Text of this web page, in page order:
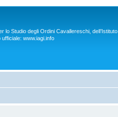
lo Studio degli Ordini Cavallereschi, dell’Istituto
www.iagi.info